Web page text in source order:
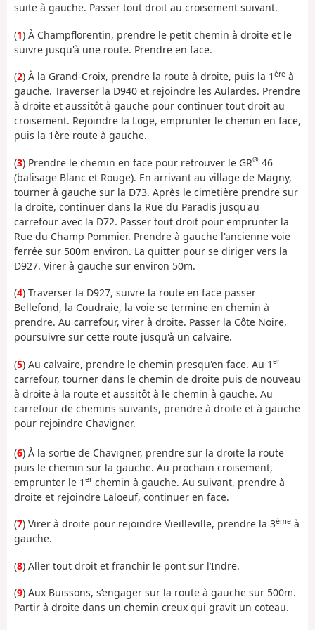
suite à gauche. Passer tout droit au croisement suivant.
(1) À Champflorentin, prendre le petit chemin à droite et le
suivre jusqu'à une route. Prendre en face.
(2) À la Grand-Croix, prendre la route à droite, puis la 1 ère à
gauche. Traverser la D940 et rejoindre les Aulardes. Prendre
à droite et aussitôt à gauche pour continuer tout droit au
croisement. Rejoindre la Loge, emprunter le chemin en face,
puis la 1ère route à gauche.
(3) Prendre le chemin en face pour retrouver le GR® 46
(balisage Blanc et Rouge). En arrivant au village de Magny,
tourner à gauche sur la D73. Après le cimetière prendre sur
la droite, continuer dans la Rue du Paradis jusqu'au
carrefour avec la D72. Passer tout droit pour emprunter la
Rue du Champ Pommier. Prendre à gauche l'ancienne voie
ferrée sur 500m environ. La quitter pour se diriger vers la
D927. Virer à gauche sur environ 50m.
(4) Traverser la D927, suivre la route en face passer
Bellefond, la Coudraie, la voie se termine en chemin à
prendre. Au carrefour, virer à droite. Passer la Côte Noire,
poursuivre sur cette route jusqu'à un calvaire.
(5) Au calvaire, prendre le chemin presqu'en face. Au 1 er
carrefour, tourner dans le chemin de droite puis de nouveau
à droite à la route et aussitôt à le chemin à gauche. Au
carrefour de chemins suivants, prendre à droite et à gauche
pour rejoindre Chavigner.
(6) À la sortie de Chavigner, prendre sur la droite la route
puis le chemin sur la gauche. Au prochain croisement,
emprunter le 1 er chemin à gauche. Au suivant, prendre à
droite et rejoindre Laloeuf, continuer en face.
(7) Virer à droite pour rejoindre Vieilleville, prendre la 3ème à
gauche.
(8) Aller tout droit et franchir le pont sur l’Indre.
(9) Aux Buissons, s’engager sur la route à gauche sur 500m.
Partir à droite dans un chemin creux qui gravit un coteau.